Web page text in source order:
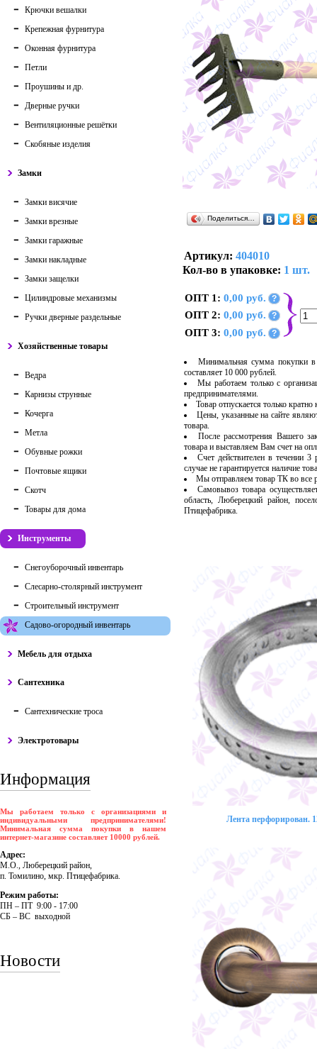
Крючки вешалки
Крепежная фурнитура
Оконная фурнитура
Петли
Проушины и др.
Дверные ручки
Вентиляционные решётки
Скобяные изделия
Замки
Замки висячие
Замки врезные
Замки гаражные
Замки накладные
Замки защелки
Цилиндровые механизмы
Ручки дверные раздельные
Хозяйственные товары
Ведра
Карнизы струнные
Кочерга
Метла
Обувные рожки
Почтовые ящики
Скотч
Товары для дома
Инструменты
Снегоуборочный инвентарь
Слесарно-столярный инструмент
Строительный инструмент
Садово-огородный инвентарь
Мебель для отдыха
Сантехника
Сантехнические троса
Электротовары
Информация
Мы работаем только с организациями и
индивидуальными предпринимателями!
Минимальная сумма покупки в нашем
интернет-магазине составляет 10000 рублей.
Адрес:
М.О., Люберецкий район,
п. Томилино, мкр. Птицефабрика.
Режим работы:
ПH – ПT 9:00 - 17:00
CБ – BC выходной
Новости
Поделиться…
Артикул: 404010
Кол-во в упаковке: 1 шт.
ОПТ 1: 0,00 руб. ?
ОПТ 2: 0,00 руб. ?
ОПТ 3: 0,00 руб. ?
Минимальная сумма покупки в
составляет 10 000 рублей.
Мы работаем только с
предпринимателями.
Товар отпускается только
Цены, указанные на сайте
товара.
После рассмотрения Вашего
товара и выставляем Вам счет на
Счет действителен в течении
случае не гарантируется наличие
Мы отправляем товар ТК во
Самовывоз товара
область, Люберецкий район,
Птицефабрика.
Лента перфорирован.